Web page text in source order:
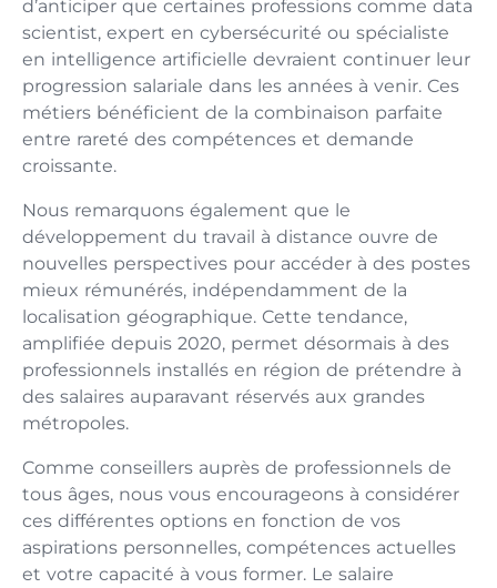
d’anticiper que certaines professions comme data
scientist, expert en cybersécurité ou spécialiste
en intelligence artificielle devraient continuer leur
progression salariale dans les années à venir. Ces
métiers bénéficient de la combinaison parfaite
entre rareté des compétences et demande
croissante.
Nous remarquons également que le
développement du travail à distance ouvre de
nouvelles perspectives pour accéder à des postes
mieux rémunérés, indépendamment de la
localisation géographique. Cette tendance,
amplifiée depuis 2020, permet désormais à des
professionnels installés en région de prétendre à
des salaires auparavant réservés aux grandes
métropoles.
Comme conseillers auprès de professionnels de
tous âges, nous vous encourageons à considérer
ces différentes options en fonction de vos
aspirations personnelles, compétences actuelles
et votre capacité à vous former. Le salaire